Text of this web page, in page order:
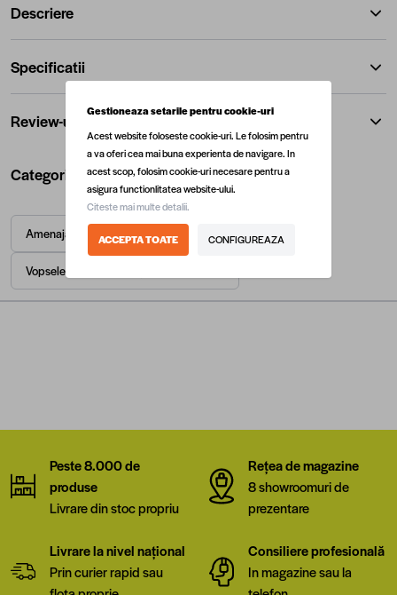
Descriere
Specificatii
Review-uri
Categorii utile
Amenajari interioare Vopsele
Vopsele pentru metal, grunduri si beton
Peste 8.000 de
produse
Livrare din stoc propriu
Rețea de magazine
8 showroomuri de
prezentare
Livrare la nivel național
Prin curier rapid sau
Consiliere profesională
In magazine sau la
Gestioneaza setarile pentru cookie-uri
Acest website foloseste cookie-uri. Le folosim pentru
a va oferi cea mai buna experienta de navigare. In
acest scop, folosim cookie-uri necesare pentru a
asigura functionlitatea website-ului.
Citeste mai multe detalii.
ACCEPTA TOATE CONFIGUREAZA